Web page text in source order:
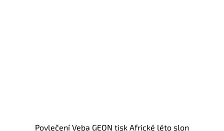
Povlečení Veba GEON tisk Africké léto slon